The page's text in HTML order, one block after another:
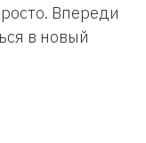
Впереди
в новый